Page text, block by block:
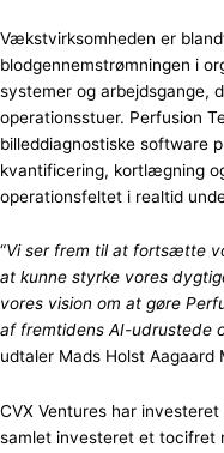
Vækstvirksomheden er
blodgennemstrømningen i
systemer og arbejdsgange,
operationsstuer. Perfusion
billeddiagnostiske software
kvantificering, kortlægning
operationsfeltet i realtid
“Vi ser frem til at fortsætte
at kunne styrke vores
vores vision om at gøre
af fremtidens AI-udrustede
udtaler Mads Holst Aagaard
CVX Ventures har
samlet investeret et tocifret